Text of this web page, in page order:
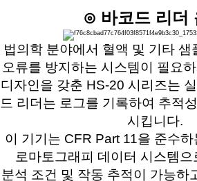
⊙ 바코드 리더
법의학 분야에서 혈액 및 기타 샘
오류를 방지하는 시스템이 필요
디자인을 갖춘 HS-20 시리즈는
드 리더는 로그를 기록하여 추적
시킵니다.
이 기기는 CFR Part 11을 준수
로마토그래피 데이터 시스템으
분석 조건 및 작동 추적이 가능하